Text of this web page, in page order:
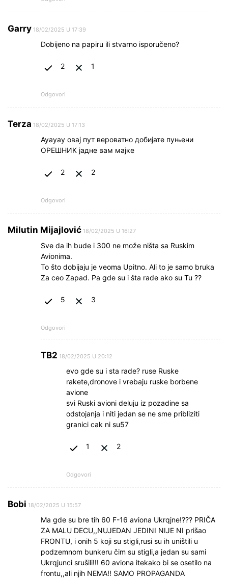
Garry 18/02/2025 U 17:39
Dobijeno na papiru ili stvarno isporučeno?
2 1
Odgovori
Terza 18/02/2025 U 17:13
Ауауау овај пут вероватно добијате пуњени
ОРЕШНИК јадне вам мајке
2 2
Odgovori
Milutin Mijajlović 18/02/2025 U 16:27
Sve da ih bude i 300 ne može ništa sa Ruskim
Avionima.
To što dobijaju je veoma Upitno. Ali to je samo bruka
Za ceo Zapad. Pa gde su i šta rade ako su Tu ??
5 3
Odgovori
TB2 18/02/2025 U 20:12
evo gde su i sta rade? ruse Ruske
rakete,dronove i vrebaju ruske borbene
avione
svi Ruski avioni deluju iz pozadine sa
odstojanja i niti jedan se ne sme pribliziti
granici cak ni su57
1 2
Odgovori
Bobi 18/02/2025 U 15:57
Ma gde su bre tih 60 F-16 aviona Ukrqjne!??? PRIČA
ZA MALU DECU,,NUJEDAN JEDINI NIJE NI prišao
FRONTU, i onih 5 koji su stigli,rusi su ih uništili u
podzemnom bunkeru čim su stigli,a jedan su sami
Ukrqjunci srušili!!! 60 aviona itekako bi se osetilo na
frontu,,ali njih NEMA!! SAMO PROPAGANDA